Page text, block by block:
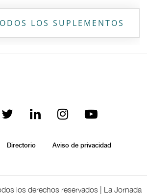
LOS SUPLEMENTOS
Directorio Aviso de privacidad
los derechos reservados | La Jornada